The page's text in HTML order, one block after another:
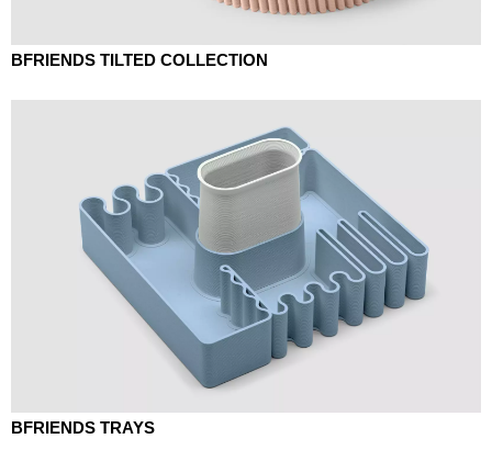
BFRIENDS TILTED COLLECTION
BFRIENDS TRAYS